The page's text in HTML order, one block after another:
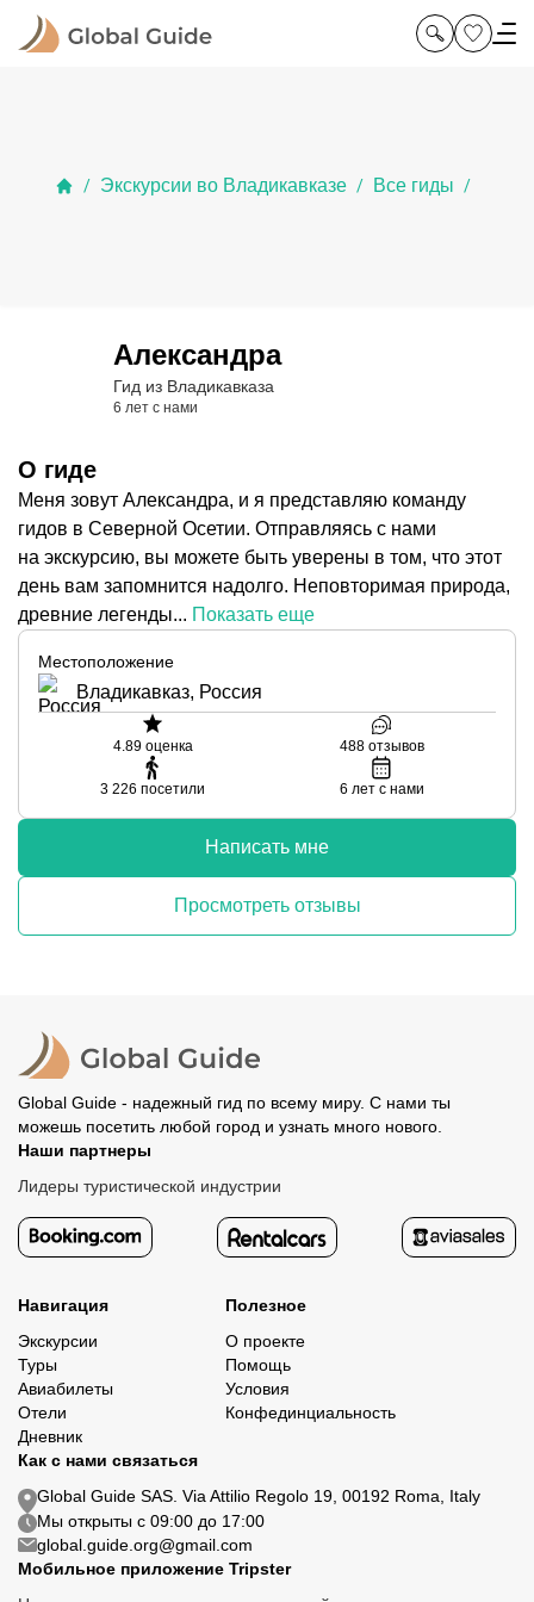
/ Экскурсии во Владикавказе / Все гиды /
Александра
Гид из Владикавказа
6 лет с нами
О гиде
Меня зовут Александра, и я представляю команду
гидов в Северной Осетии. Отправляясь с нами
на экскурсию, вы можете быть уверены в том, что этот
день вам запомнится надолго. Неповторимая природа,
древние легенды... Показать еще
Местоположение
Владикавказ, Россия
4.89оценка 488 отзывов
3 226 посетили 6 лет с нами
Написать мне
Просмотреть отзывы
Global Guide - надежный гид по всему миру. С нами ты
можешь посетить любой город и узнать много нового.
Наши партнеры
Лидеры туристической индустрии
Навигация
Экскурсии
Туры
Авиабилеты
Отели
Дневник
Полезное
О проекте
Помощь
Условия
Конфединциальность
Как с нами связаться
Global Guide SAS. Via Attilio Regolo 19, 00192 Roma, Italy
Мы открыты с 09:00 до 17:00
global.guide.org@gmail.com
Мобильное приложение Tripster